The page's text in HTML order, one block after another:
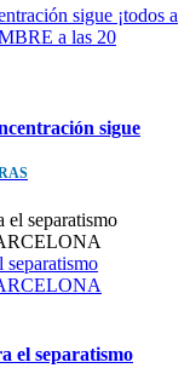
sigue ¡todos a
a las 20
sigue
separatismo
el separatismo